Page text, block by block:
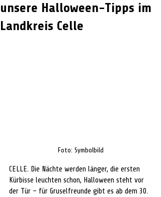
unsere Halloween-Tipps im
Landkreis Celle
Foto: Symbolbild
CELLE. Die Nächte werden länger, die ersten
Kürbisse leuchten schon, Halloween steht vor
der Tür – für Gruselfreunde gibt es ab dem 30.